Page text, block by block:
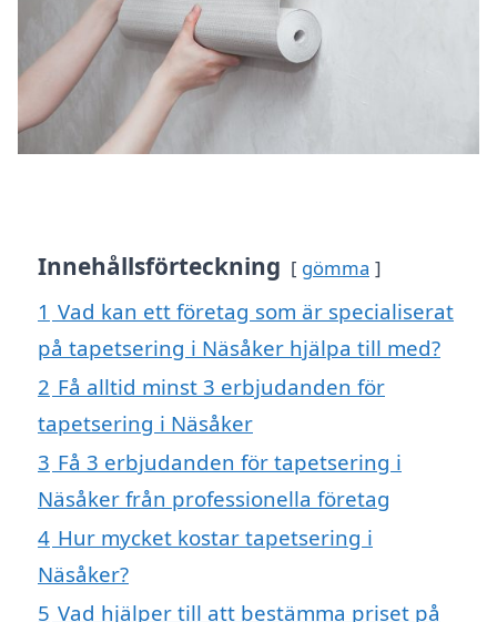
Innehållsförteckning gömma
1 Vad kan ett företag som är specialiserat
på tapetsering i Näsåker hjälpa till med?
2 Få alltid minst 3 erbjudanden för
tapetsering i Näsåker
3 Få 3 erbjudanden för tapetsering i
Näsåker från professionella företag
4 Hur mycket kostar tapetsering i
Näsåker?
5 Vad hjälper till att bestämma priset på